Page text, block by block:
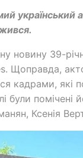
новину 39-
Щоправда,
кадрами, які
були
Ксенія